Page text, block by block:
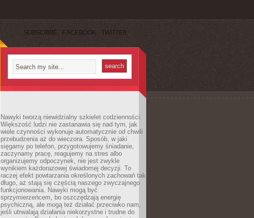
SUBSCRIBE FACEBOOK TWITTER
Nawyki tworzą niewidzialny szkielet codzienności.
Większość ludzi nie zastanawia się nad tym, jak
wiele czynności wykonuje automatycznie od chwili
przebudzenia aż do wieczora. Sposób, w jaki
sięgamy po telefon, przygotowujemy śniadanie,
zaczynamy pracę, reagujemy na stres albo
organizujemy odpoczynek, nie jest zwykle
wynikiem każdorazowej świadomej decyzji. To
raczej efekt powtarzania określonych zachowań tak
długo, aż stają się częścią naszego zwyczajnego
funkcjonowania. Nawyki mogą być
sprzymierzeńcem, bo oszczędzają energię
psychiczną, ale mogą też działać przeciwko nam,
jeśli utrwalają działania niekorzystne i trudne do